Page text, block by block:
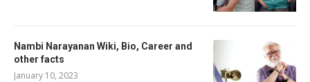
Nambi Narayanan Wiki, Bio, Career and
other facts
January 10, 2023